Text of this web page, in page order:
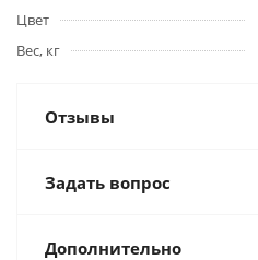
Цвет
Вес, кг
Отзывы
Задать вопрос
Дополнительно